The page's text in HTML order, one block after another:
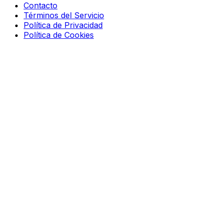
Contacto
Términos del Servicio
Política de Privacidad
Política de Cookies